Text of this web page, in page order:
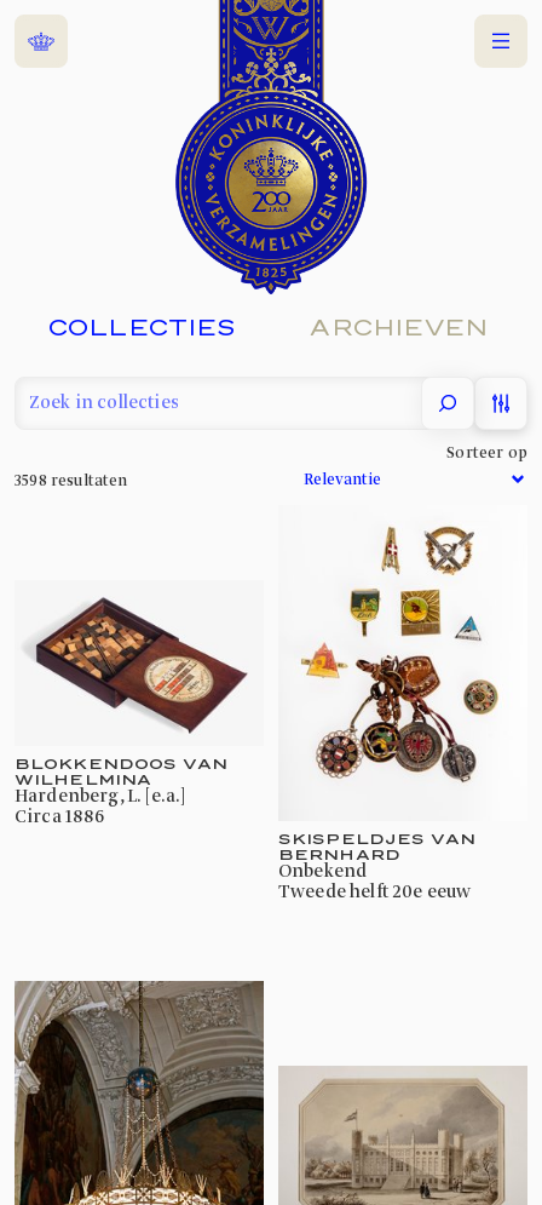
Home Menu
COLLECTIES ARCHIEVEN
filter
3598 resultaten
Sorteer op
BLOKKENDOOS VAN
WILHELMINA
Hardenberg, L. [e.a.]
circa 1886
SKISPELDJES VAN
BERNHARD
onbekend
tweede helft 20e eeuw